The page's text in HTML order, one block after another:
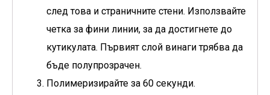
след това и страничните стени. Използвайте
четка за фини линии, за да достигнете до
кутикулата. Първият слой винаги трябва да
бъде полупрозрачен.
Полимеризирайте за 60 секунди.